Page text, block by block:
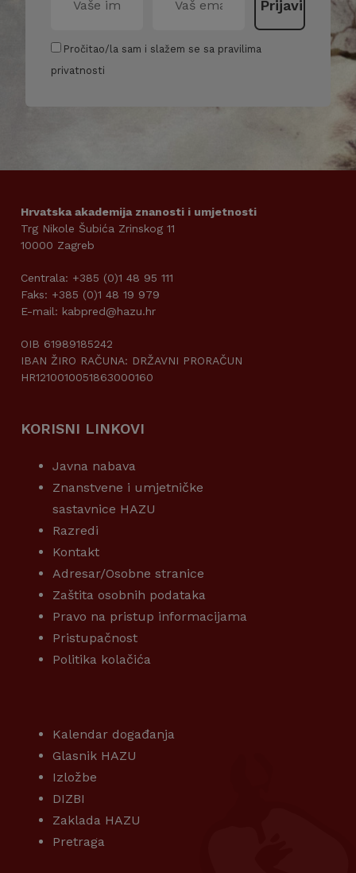
Pročitao/la sam i slažem se sa pravilima
privatnosti
Hrvatska akademija znanosti i umjetnosti
Trg Nikole Šubića Zrinskog 11
10000 Zagreb
Centrala: +385 (0)1 48 95 111
Faks: +385 (0)1 48 19 979
E-mail: kabpred@hazu.hr
OIB 61989185242
IBAN ŽIRO RAČUNA: DRŽAVNI PRORAČUN
HR1210010051863000160
KORISNI LINKOVI
Javna nabava
Znanstvene i umjetničke
sastavnice HAZU
Razredi
Kontakt
Adresar/Osobne stranice
Zaštita osobnih podataka
Pravo na pristup informacijama
Pristupačnost
Politika kolačića
Kalendar događanja
Glasnik HAZU
Izložbe
DIZBI
Zaklada HAZU
Pretraga